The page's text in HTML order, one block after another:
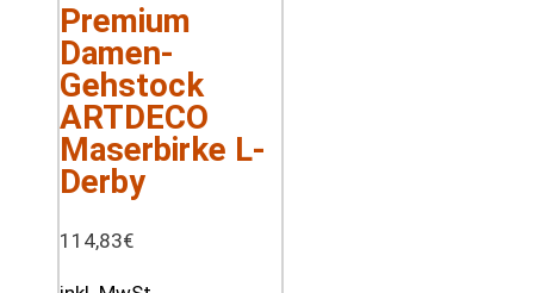
Premium
Damen-
Gehstock
ARTDECO
Maserbirke L-
Derby
114,83€